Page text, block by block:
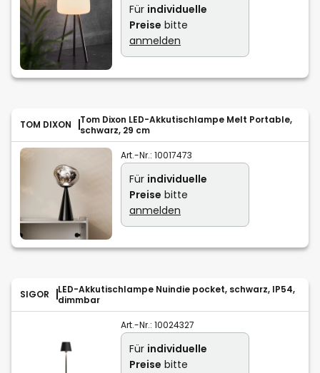
Für individuelle
Preise bitte
anmelden
TOM DIXON
Tom Dixon LED-Akkutischlampe Melt Portable,
schwarz, 29 cm
Art.-Nr.: 10017473
Für individuelle
Preise bitte
anmelden
SIGOR
LED-Akkutischlampe Nuindie pocket, schwarz, IP54,
dimmbar
Art.-Nr.: 10024327
Für individuelle
Preise bitte